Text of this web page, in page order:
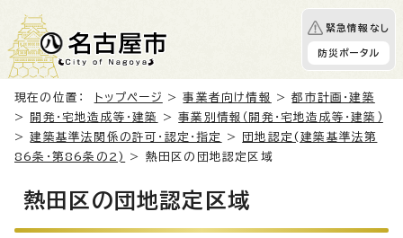
緊急情報なし
防災ポータル
現在の位置： トップページ >事業者向け情報 >都市計画・建築
>
開発・宅地造成等・建築 >事業別情報（開発・宅地造成等・建築）
>建築基準法関係の許可・認定・指定 >
団地認定(建築基準法第
86条・第86条の2)
> 熱田区の団地認定区域
熱田区の団地認定区域